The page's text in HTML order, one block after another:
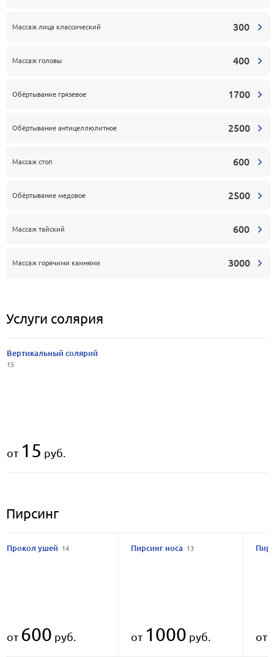
Массаж лица классический 300
Массаж головы 400
Обёртывание грязевое 1700
Обёртывание антицеллюлитное 2500
Массаж стоп 600
Обёртывание медовое 2500
Массаж тайский 600
Массаж горячими камнями 3000
Услуги солярия
Вертикальный солярий
15
от 15 руб.
Пирсинг
Прокол ушей 14 Пирсинг носа 13
от 600 руб. от 1000 руб. от